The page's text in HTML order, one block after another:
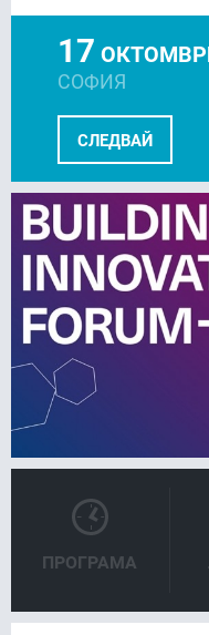
СЛЕДВАЙ
17
СОФИЯ
FACEBOOK
ПРОГРАМА